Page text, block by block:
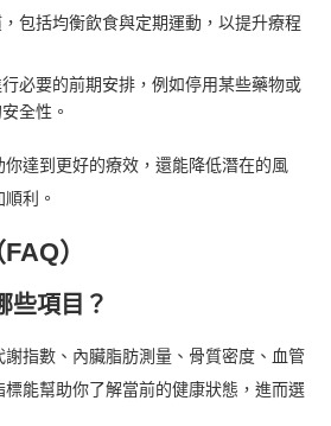
包括均衡飲食與定期運動，以提升療程
必要的前期安排，例如停用某些藥物或
全性。
達到更好的療效，還能降低潛在的風
利。
）
些項目？
指數、內臟脂肪測量、骨質密度、血管
能幫助你了解當前的健康狀態，進而選